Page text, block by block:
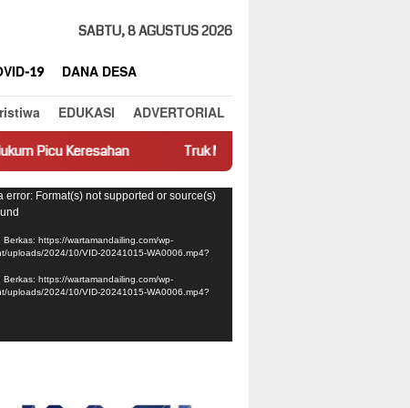
SABTU, 8 AGUSTUS 2026
19
DANA DESA
EDUKASI ADVERTORIAL
Truk Miring Hambat Arus Lalu Lintas di Jalan
error: Format(s) not supported or source(s)
Berkas: https://wartamandailing.com/wp-
uploads/2024/10/VID-20241015-WA0006.mp4?
Berkas: https://wartamandailing.com/wp-
uploads/2024/10/VID-20241015-WA0006.mp4?